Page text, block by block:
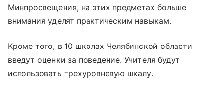
Минпросвещения, на этих предметах больше
внимания уделят практическим навыкам.
Кроме того, в 10 школах Челябинской области
введут оценки за поведение. Учителя будут
использовать трехуровневую шкалу.